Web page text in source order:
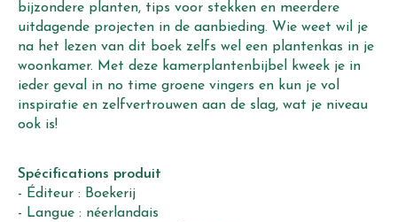
bijzondere planten, tips voor stekken en meerdere
uitdagende projecten in de aanbieding. Wie weet wil je
na het lezen van dit boek zelfs wel een plantenkas in je
woonkamer. Met deze kamerplantenbijbel kweek je in
ieder geval in no time groene vingers en kun je vol
inspiratie en zelfvertrouwen aan de slag, wat je niveau
ook is!
Spécifications produit
- Éditeur : Boekerij
- Langue : néerlandais